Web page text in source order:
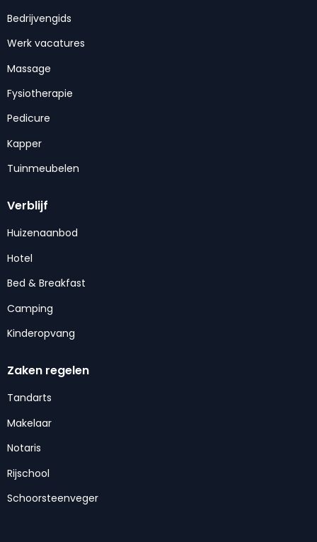
Bedrijvengids
Werk vacatures
Massage
Fysiotherapie
Pedicure
Kapper
Tuinmeubelen
Verblijf
Huizenaanbod
Hotel
Bed & Breakfast
Camping
Kinderopvang
Zaken regelen
Tandarts
Makelaar
Notaris
Rijschool
Schoorsteenveger